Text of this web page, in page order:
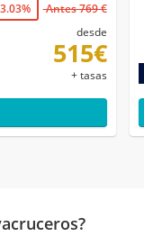
Antes 769 €
desde
515€
+ tasas